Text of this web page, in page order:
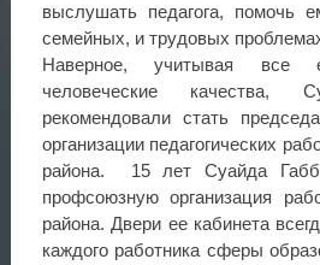
выслушать педагога,
семейных, и трудовых
Наверное, учитывая все
человеческие качества,
рекомендовали стать
организации педагогических
района. 15 лет Суайда
профсоюзную организация
района. Двери ее кабинета
каждого работника сферы